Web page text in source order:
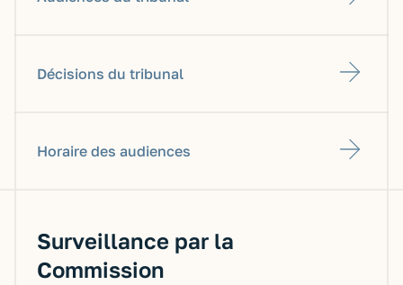
Décisions du tribunal
Horaire des audiences
Surveillance par la
Commission